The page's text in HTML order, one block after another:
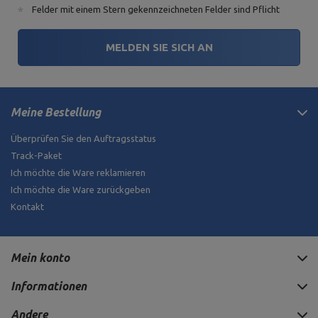
Felder mit einem Stern gekennzeichneten Felder sind Pflicht
MELDEN SIE SICH AN
Meine Bestellung
Überprüfen Sie den Auftragsstatus
Track-Paket
Ich möchte die Ware reklamieren
Ich möchte die Ware zurückgeben
Kontakt
Mein konto
Informationen
Andere